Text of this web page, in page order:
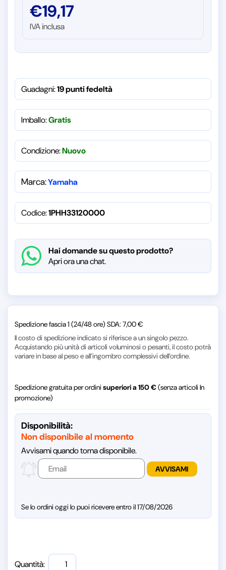
€19,17
IVA inclusa
Guadagni:19 punti fedeltà
Imballo:Gratis
Condizione:Nuovo
Marca:Yamaha
Codice:1PHH33120000
Hai domande su questo prodotto?
Apri ora una chat.
Spedizione fascia 1 (24/48 ore) SDA: 7,00 €
Il costo di spedizione indicato si riferisce a un singolo pezzo.
Acquistando più unità di articoli voluminosi o pesanti, il costo potrà
variare in base al peso e all’ingombro complessivi dell’ordine.
Spedizione gratuita per ordinisuperiori a 150 €(senza articoli In
promozione)
Disponibilità:
Non disponibile al momento
Avvisami quando torna disponibile.
Se lo ordini oggi lo puoi ricevere entro il 17/08/2026
Quantità: